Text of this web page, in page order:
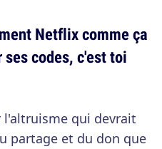
Netflix comme ça
codes, c'est toi
qui devrait
partage et du don que